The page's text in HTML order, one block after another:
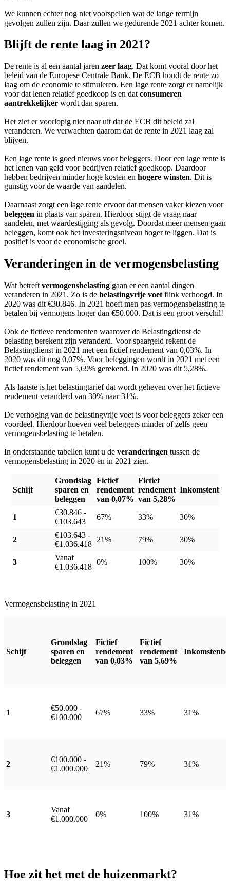
We kunnen echter nog niet voorspellen wat de lange termijn
gevolgen zullen zijn. Daar zullen we gedurende 2021 achter komen.
Blijft de rente laag in 2021?
De rente is al een aantal jaren zeer laag. Dat komt vooral door het
beleid van de Europese Centrale Bank. De ECB houdt de rente zo
laag om de economie te stimuleren. Een lage rente zorgt er namelijk
voor dat lenen relatief goedkoop is en dat consumeren
aantrekkelijker wordt dan sparen.
Het ziet er voorlopig niet naar uit dat de ECB dit beleid zal
veranderen. We verwachten daarom dat de rente in 2021 laag zal
blijven.
Een lage rente is goed nieuws voor beleggers. Door een lage rente is
het lenen van geld voor bedrijven relatief goedkoop. Daardoor
hebben bedrijven minder hoge kosten en hogere winsten. Dit is
gunstig voor de waarde van aandelen.
Daarnaast zorgt een lage rente ervoor dat mensen vaker kiezen voor
beleggen in plaats van sparen. Hierdoor stijgt de vraag naar
aandelen, met waardestijging als gevolg. Doordat meer mensen gaan
beleggen, komt ook het investeringsniveau hoger te liggen. Dat is
positief is voor de economische groei.
Veranderingen in de vermogensbelasting
Wat betreft vermogensbelasting gaan er een aantal dingen
veranderen in 2021. Zo is de belastingvrije voet flink verhoogd. In
2020 was dit €30.846. In 2021 hoeft men pas vermogensbelasting te
betalen bij vermogens hoger dan €50.000. Dat is een groot verschil!
Ook de fictieve rendementen waarover de Belastingdienst de
belasting berekent zijn veranderd. Voor spaargeld rekent de
Belastingdienst in 2021 met een fictief rendement van 0,03%. In
2020 was dit nog 0,07%. Voor beleggingen wordt in 2021 met een
fictief rendement van 5,69% gerekend. In 2020 was dit 5,28%.
Als laatste is het belastingtarief dat wordt geheven over het fictieve
rendement veranderd van 30% naar 31%.
De verhoging van de belastingvrije voet is voor beleggers zeker een
voordeel. Hierdoor hoeven veel beleggers minder of zelfs geen
vermogensbelasting te betalen.
In onderstaande tabellen kunt u de veranderingen tussen de
vermogensbelasting in 2020 en in 2021 zien.
Schijf
Grondslag
sparen en
beleggen
Fictief
rendement
van 0,07%
Fictief
rendement
van 5,28%
1
€30.846 -
€103.643
67% 33% 30%
2
€103.643 -
€1.036.418
21% 79% 30%
3
Vanaf
€1.036.418
0% 100% 30%
Vermogensbelasting in 2021
Schijf
Grondslag
sparen en
beleggen
Fictief
rendement
van 0,03%
Fictief
rendement
van 5,69%
1
€50.000 -
€100.000
67% 33% 31%
2
€100.000 -
€1.000.000
21% 79% 31%
3
Vanaf
€1.000.000
0% 100% 31%
Hoe zit het met de huizenmarkt?